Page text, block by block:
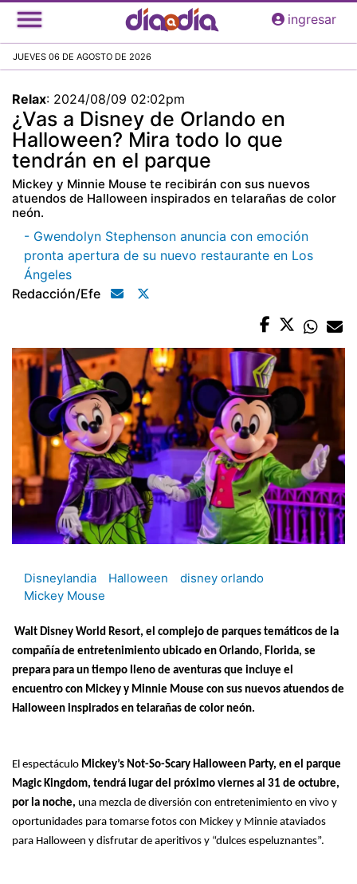
Pasar
al
principal
ingresar
JUEVES 06 DE AGOSTO DE 2026
Relax: 2024/08/09 02:02pm
¿Vas a Disney de Orlando en
Halloween? Mira todo lo que
tendrán en el parque
Mickey y Minnie Mouse te recibirán con sus nuevos
atuendos de Halloween inspirados en telarañas de color
neón.
- Gwendolyn Stephenson anuncia con emoción
pronta apertura de su nuevo restaurante en Los
Ángeles
Redacción/efe
Disneylandia Halloween
disney orlando
Mickey Mouse
Walt Disney World Resort, el complejo de parques temáticos de la
compañía de entretenimiento ubicado en Orlando, Florida, se
prepara para un tiempo lleno de aventuras que incluye el
encuentro con Mickey y Minnie Mouse con sus nuevos atuendos de
Halloween inspirados en telarañas de color neón.
El espectáculo Mickey’s Not-So-Scary Halloween Party, en el parque
Magic Kingdom, tendrá lugar del próximo viernes al 31 de octubre,
por la noche, una mezcla de diversión con entretenimiento en vivo y
oportunidades para tomarse fotos con Mickey y Minnie ataviados
para Halloween y disfrutar de aperitivos y “dulces espeluznantes”.